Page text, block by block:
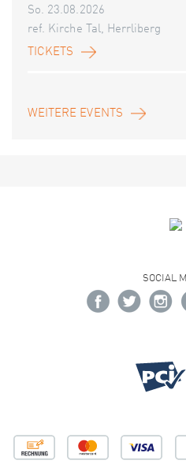
So. 23.08.2026
ref. Kirche Tal, Herrliberg
TICKETS
WEITERE EVENTS
SOCIAL